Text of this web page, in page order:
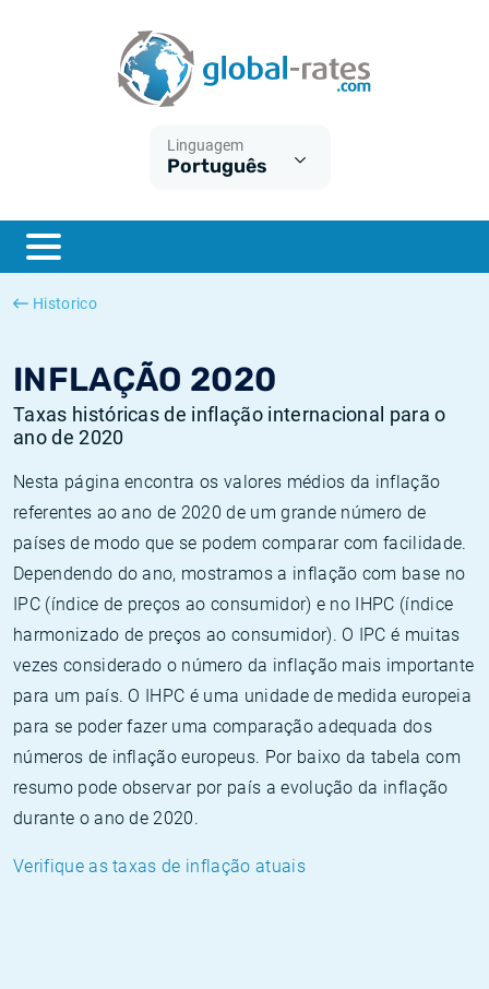
Linguagem
Português
Historico
INFLAÇÃO 2020
Taxas históricas de inflação internacional para o
ano de 2020
Nesta página encontra os valores médios da inflação
referentes ao ano de 2020 de um grande número de
países de modo que se podem comparar com facilidade.
Dependendo do ano, mostramos a inflação com base no
IPC (índice de preços ao consumidor) e no IHPC (índice
harmonizado de preços ao consumidor). O IPC é muitas
vezes considerado o número da inflação mais importante
para um país. O IHPC é uma unidade de medida europeia
para se poder fazer uma comparação adequada dos
números de inflação europeus. Por baixo da tabela com
resumo pode observar por país a evolução da inflação
durante o ano de 2020.
Verifique as taxas de inflação atuais
ESTER
SONIA
O que é a inflação do IPC?
O que é a inflação do IHPC?
Inflação Estados Unidos
Inflação Europa
Taxas Euribor históricas
Taxas ESTER históricas
Taxas SONIA históricas
Taxas TONAR históricas
Calculadora de inflação